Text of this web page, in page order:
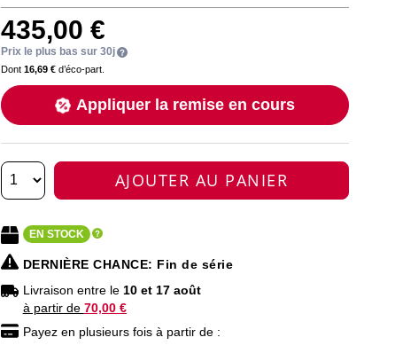
435,00 €
Prix le plus bas sur 30j
Dont 16,69 €d’éco-part.
Appliquer la remise en cours
AJOUTER AU PANIER
EN STOCK
DERNIÈRE CHANCE: Fin de série
Livraison entre le 10 et 17 août
à partir de 70,00 €
Payez en plusieurs fois à partir de :